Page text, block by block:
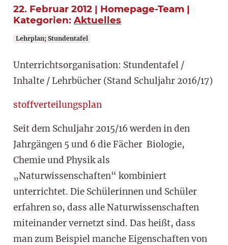
22. Februar 2012 | Homepage-Team |
Kategorien: Aktuelles
Lehrplan; Stundentafel
Unterrichtsorganisation: Stundentafel /
Inhalte / Lehrbücher (Stand Schuljahr 2016/17)
stoffverteilungsplan
Seit dem Schuljahr 2015/16 werden in den
Jahrgängen 5 und 6 die Fächer Biologie,
Chemie und Physik als
„Naturwissenschaften“ kombiniert
unterrichtet. Die Schülerinnen und Schüler
erfahren so, dass alle Naturwissenschaften
miteinander vernetzt sind. Das heißt, dass
man zum Beispiel manche Eigenschaften von